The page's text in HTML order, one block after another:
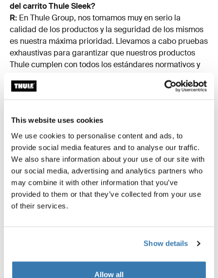
This website uses cookies
We use cookies to personalise content and ads, to
provide social media features and to analyse our traffic.
We also share information about your use of our site with
our social media, advertising and analytics partners who
may combine it with other information that you’ve
provided to them or that they’ve collected from your use
of their services.
Show details
Allow all
del carrito Thule Sleek?
R: En Thule Group, nos tomamos muy en serio la
calidad de los productos y la seguridad de los mismos
es nuestra máxima prioridad. Llevamos a cabo pruebas
exhaustivas para garantizar que nuestros productos
Thule cumplen con todos los estándares normativos y
identificado un riesgo de que el manillar pueda
desengancharse del bastidor del carrito Thule Sleek, lo
normativas según las normas aplicables. La seguridad
y el bienestar de nuestros clientes y sus familias es de
vital importancia para nosotros en Thule y nuestra
política es actuar siempre que identifiquemos posibles
riesgos de lesiones o nos informen de los mismos,
aunque la posibilidad de que se produzcan sea
limitada. Por ello, Thule Group ha decidido dejar de
no afecta a los carritos Thule Sleek fabricados desde